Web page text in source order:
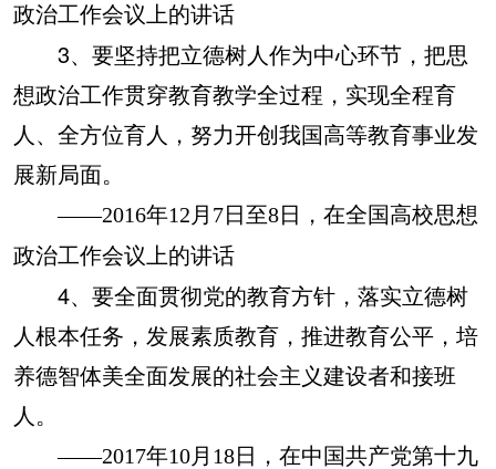
政治工作会议上的讲话
3、要坚持把立德树人作为中心环节，把思
想政治工作贯穿教育教学全过程，实现全程育
人、全方位育人，努力开创我国高等教育事业发
展新局面。
——2016年12月7日至8日，在全国高校思想
政治工作会议上的讲话
4、要全面贯彻党的教育方针，落实立德树
人根本任务，发展素质教育，推进教育公平，培
养德智体美全面发展的社会主义建设者和接班
人。
——2017年10月18日，在中国共产党第十九